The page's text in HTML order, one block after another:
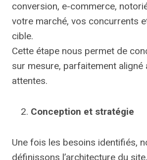
conversion, e-commerce,
votre marché, vos concurrents
cible.
Cette étape nous permet de
sur mesure, parfaitement aligné
attentes.
Conception et stratégie
Une fois les besoins identifiés,
définissons l’architecture du